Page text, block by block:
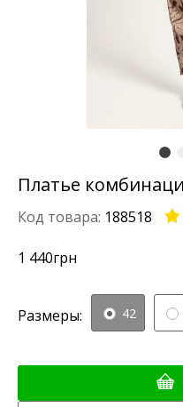
Платье
Код товара: 188518
1 440грн
Размеры: 42